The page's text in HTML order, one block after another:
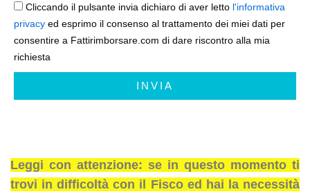
Cliccando il pulsante invia dichiaro di aver letto l'informativa
privacy ed esprimo il consenso al trattamento dei miei dati per
consentire a Fattirimborsare.com di dare riscontro alla mia
richiesta
INVIA
Leggi con attenzione: se in questo momento ti
trovi in difficoltà con il Fisco ed hai la necessità